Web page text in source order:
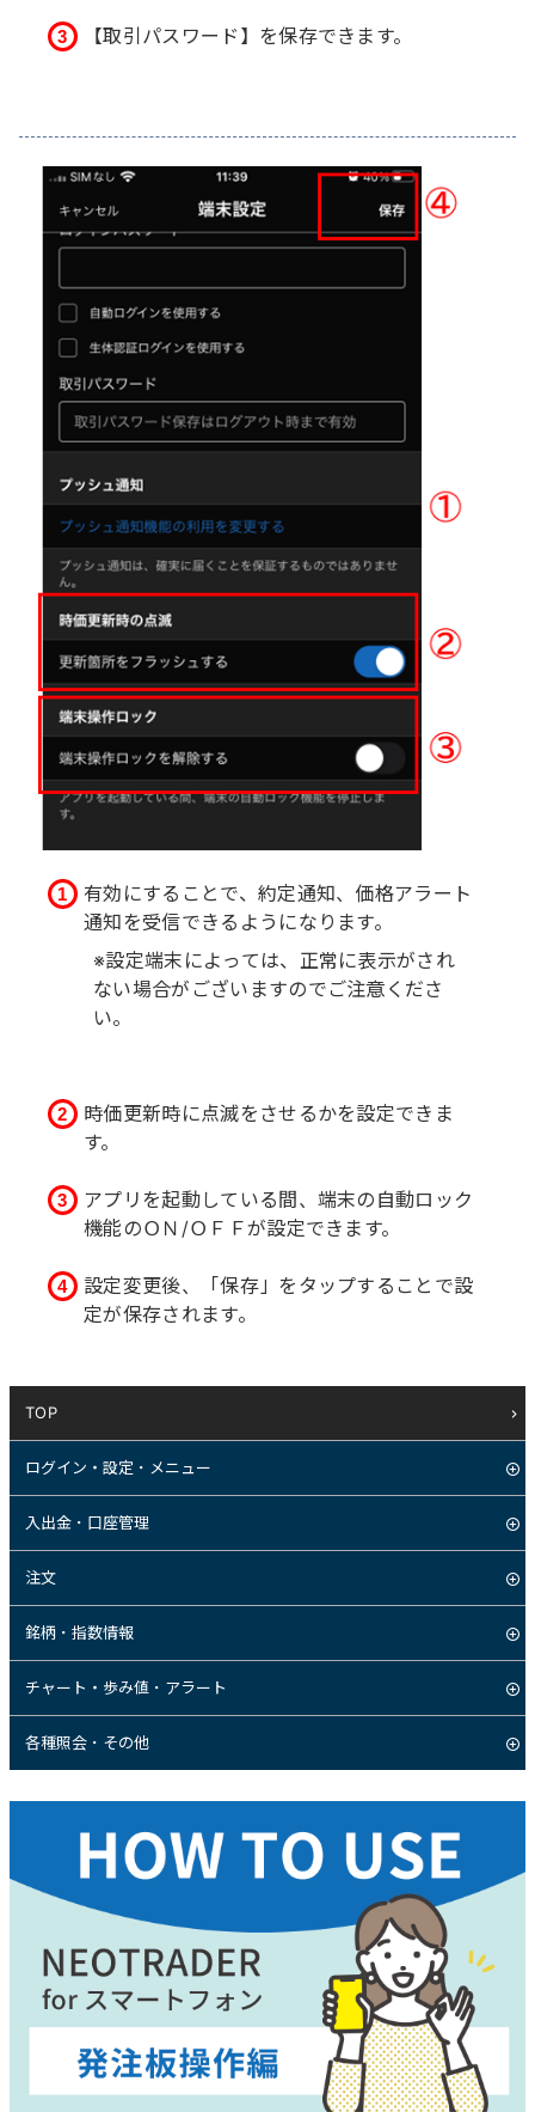
【取引パスワード】を保存できます。
有効にすることで、約定通知、価格アラート
通知を受信できるようになります。
※設定端末によっては、正常に表示がされ
ない場合がございますのでご注意くださ
い。
時価更新時に点滅をさせるかを設定できま
す。
アプリを起動している間、端末の自動ロック
機能のＯＮ/ＯＦＦが設定できます。
設定変更後、「保存」をタップすることで設
定が保存されます。
TOP
ログイン・設定・メニュー
入出金・口座管理
注文
銘柄・指数情報
チャート・歩み値・アラート
各種照会・その他